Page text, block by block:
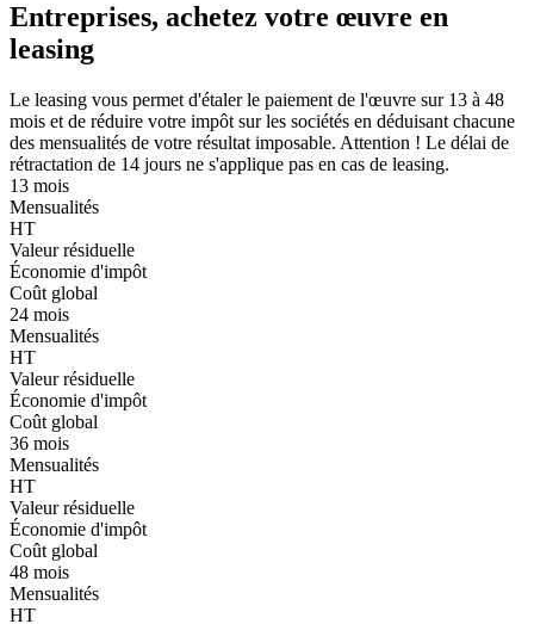
Entreprises, achetez votre œuvre en
leasing
Le leasing vous permet d'étaler le paiement de l'œuvre sur 13 à 48
mois et de réduire votre impôt sur les sociétés en déduisant chacune
des mensualités de votre résultat imposable. Attention ! Le délai de
rétractation de 14 jours ne s'applique pas en cas de leasing.
13 mois
Mensualités
HT
Valeur résiduelle
Économie d'impôt
Coût global
24 mois
Mensualités
HT
Valeur résiduelle
Économie d'impôt
Coût global
36 mois
Mensualités
HT
Valeur résiduelle
Économie d'impôt
Coût global
48 mois
Mensualités
HT